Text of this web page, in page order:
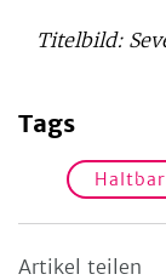
Titelbild:
Tags
Artikel teilen